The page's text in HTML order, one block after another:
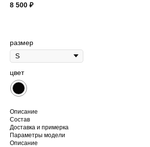
8 500 ₽
размер
цвет
Описание
Состав
Доставка и примерка
Параметры модели
Описание